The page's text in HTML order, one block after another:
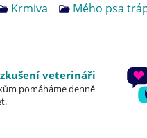
Krmiva Mého psa
zkušení veterináři
pomáháme denně